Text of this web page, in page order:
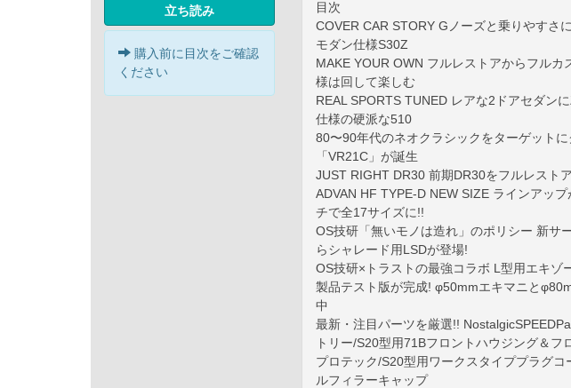
立ち読み
購入前に目次をご確認
ください
目次
COVER CAR STORY Gノーズと乗りやすさ
モダン仕様S30Z
MAKE YOUR OWN フルレストアからフル
様は回して楽しむ
REAL SPORTS TUNED レアな2ドアセダン
仕様の硬派な510
80〜90年代のネオクラシックをターゲット
「VR21C」が誕生
JUST RIGHT DR30 前期DR30をフルレスト
ADVAN HF TYPE-D NEW SIZE ラインアッ
チで全17サイズに!!
OS技研「無いモノは造れ」のポリシー 新サ
らシャレード用LSDが登場!
OS技研×トラストの最強コラボ L型用エキゾ
製品テスト版が完成! φ50mmエキマニと
中
最新・注目パーツを厳選!!
トリー/S20型用71Bフロントハウジング＆フ
プロテック/S20型用ワークスタイププラグコ
ルフィラーキャップ